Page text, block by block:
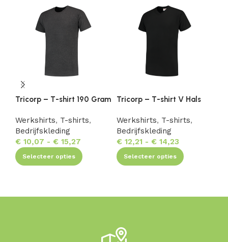
Tricorp – T-shirt 190 Gram
Werkshirts, T-shirts,
Bedrijfskleding
€ 10,07 - € 15,27
Selecteer opties
Tricorp – T-shirt V Hals
Werkshirts, T-shirts,
Bedrijfskleding
€12,21 - €14,23
Selecteer opties